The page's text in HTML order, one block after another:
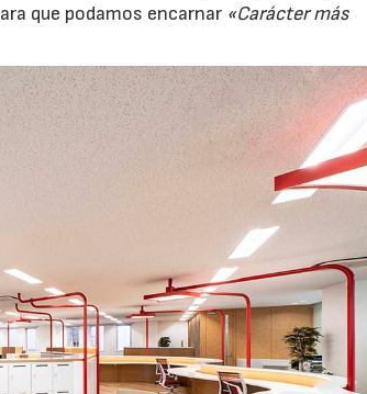
que podamos encarnar «Carácter más